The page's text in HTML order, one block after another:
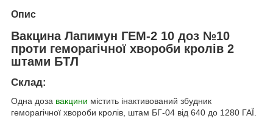
Опис
Вакцина Лапимун ГЕМ-2 10 доз №10
проти геморагічної хвороби кролів 2
штами БТЛ
Склад:
Одна доза вакцини містить інактивований збудник
геморагічної хвороби кролів, штам БГ-04 від 640 до 1280 ГАЇ.